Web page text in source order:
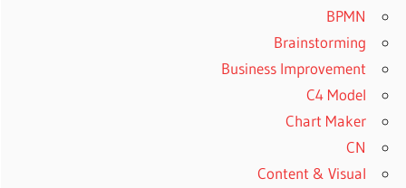
BPMN
Brainstorming
Business Improvement
C4 Model
Chart Maker
CN
Content & Visual